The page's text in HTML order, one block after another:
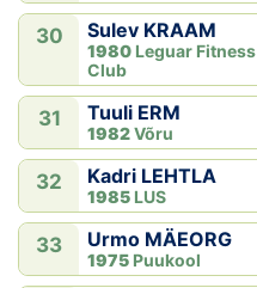
30 Sulev KRAAM
1980 Leguar Fitness
Club
31 Tuuli ERM
1982Võru
32 Kadri LEHTLA
1985 LUS
33 Urmo MÄEORG
1975 Puukool